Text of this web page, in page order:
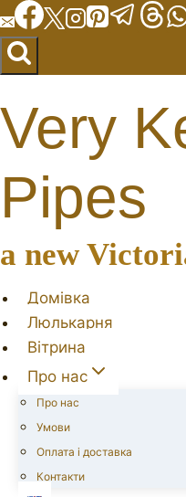
Перейти
до
вмісту
Very
Pipes
a new
Домівка
Люлькарня
Вітрина
Про нас
Про нас
Умови
Оплата і доставка
Контакти